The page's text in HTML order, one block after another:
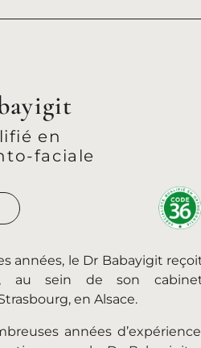
en
faciale
années, le Dr Babayigit
au sein de son
en Alsace.
années